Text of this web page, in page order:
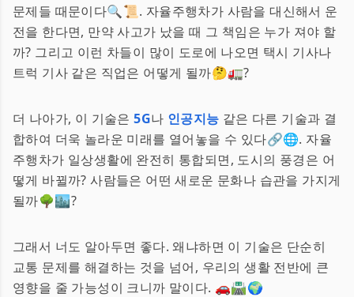
문제들 때문이다🔍📜. 자율주행차가 사람을 대신해서 운
전을 한다면, 만약 사고가 났을 때 그 책임은 누가 져야 할
까? 그리고 이런 차들이 많이 도로에 나오면 택시 기사나
트럭 기사 같은 직업은 어떻게 될까🤔🚛?
더 나아가, 이 기술은5G나 인공지능 같은 다른 기술과 결
합하여 더욱 놀라운 미래를 열어놓을 수 있다🔗🌐. 자율
주행차가 일상생활에 완전히 통합되면, 도시의 풍경은 어
떻게 바뀔까? 사람들은 어떤 새로운 문화나 습관을 가지게
될까🌳🏙️?
그래서 너도 알아두면 좋다. 왜냐하면 이 기술은 단순히
교통 문제를 해결하는 것을 넘어, 우리의 생활 전반에 큰
영향을 줄 가능성이 크니까 말이다. 🚗🛣️🌍